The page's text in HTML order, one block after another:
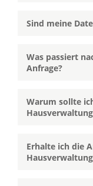
Sind meine
Was passiert
Anfrage?
Warum sollte
Erhalte ich die